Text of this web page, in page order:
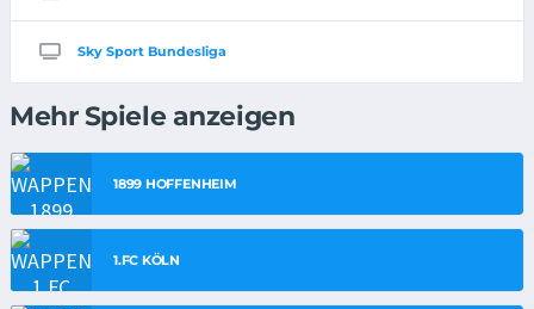
Sky Sport Bundesliga
Mehr Spiele anzeigen
1899 HOFFENHEIM
1.FC KÖLN